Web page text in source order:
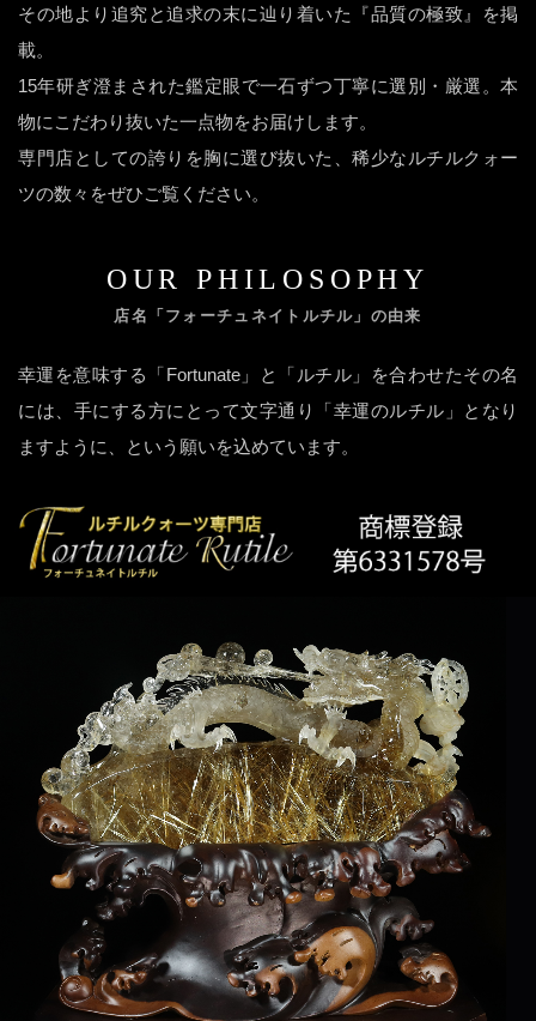
その地より追究と追求の末に辿り着いた『品質の極致』を掲
載。
15年研ぎ澄まされた鑑定眼で一石ずつ丁寧に選別・厳選。本
物にこだわり抜いた一点物をお届けします。
専門店としての誇りを胸に選び抜いた、稀少なルチルクォー
ツの数々をぜひご覧ください。
OUR PHILOSOPHY
店名「フォーチュネイトルチル」の由来
幸運を意味する「Fortunate」と「ルチル」を合わせたその名
には、手にする方にとって文字通り「幸運のルチル」となり
ますように、という願いを込めています。